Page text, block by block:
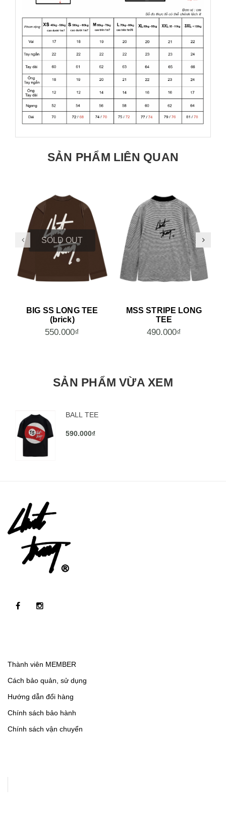
SẢN PHẨM LIÊN QUAN
SOLD OUT
BIG SS LONG TEE
(brick)
550.000₫
MSS STRIPE LONG
TEE
490.000₫
SẢN PHẨM VỪA XEM
BALL TEE
590.000₫
Thành viên MEMBER
Cách bảo quản, sử dụng
Hướng dẫn đổi hàng
Chính sách bảo hành
Chính sách vận chuyển